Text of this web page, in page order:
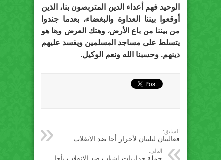
الوحيد فهم أعداء الدين المتربصون بنا، الذين
أوقعوا بيننا العداوة والبغضاء، بعدما جندوا
من بيننا من باع الأرض، وهتك العرض وها هو
يتسلط على مساجد المسلمين ويفسد عليهم
دينهم. وحسبنا الله ونعم الوكيل.
السابق:
فعاليتان ليليتان لأحرار أجا ضد الانقلاب
التالي:
حملة جداريات لشباب ضد الانقلاب بأجا